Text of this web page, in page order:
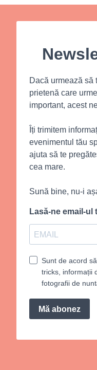
Dacă urmează să
prietenă care
important, acest
Îți trimitem
evenimentul tău
ajuta să te
cea mare.
Sună bine, nu-i
Lasă-ne email-ul
Sunt de acord
tricks, informații
fotografii de
Mă abonez